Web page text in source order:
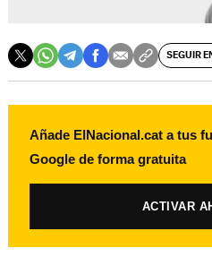
SEGUIR
Añade ElNacional.cat a tus
Google de forma gratuita
ACTIVAR